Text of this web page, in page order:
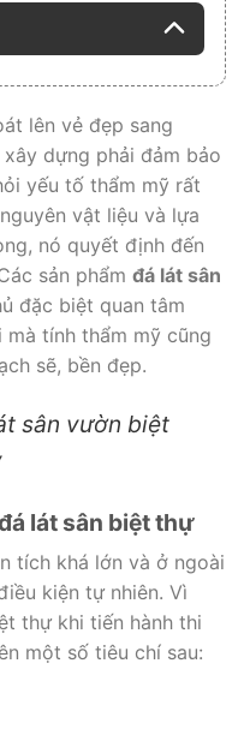
lên vẻ đẹp sang
dựng phải đảm bảo
yếu tố thẩm mỹ rất
vật liệu và lựa
nó quyết định đến
sản phẩm đá lát sân
đặc biệt quan tâm
tính thẩm mỹ cũng
sẽ, bền đẹp.
sân vườn biệt
lát sân biệt thự
tích khá lớn và ở ngoài
kiện tự nhiên. Vì
thự khi tiến hành thi
một số tiêu chí sau: